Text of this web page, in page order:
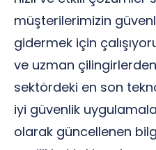
müşterilerimizin
gidermek için
ve uzman
sektördeki en son
iyi güvenlik
olarak güncellenen